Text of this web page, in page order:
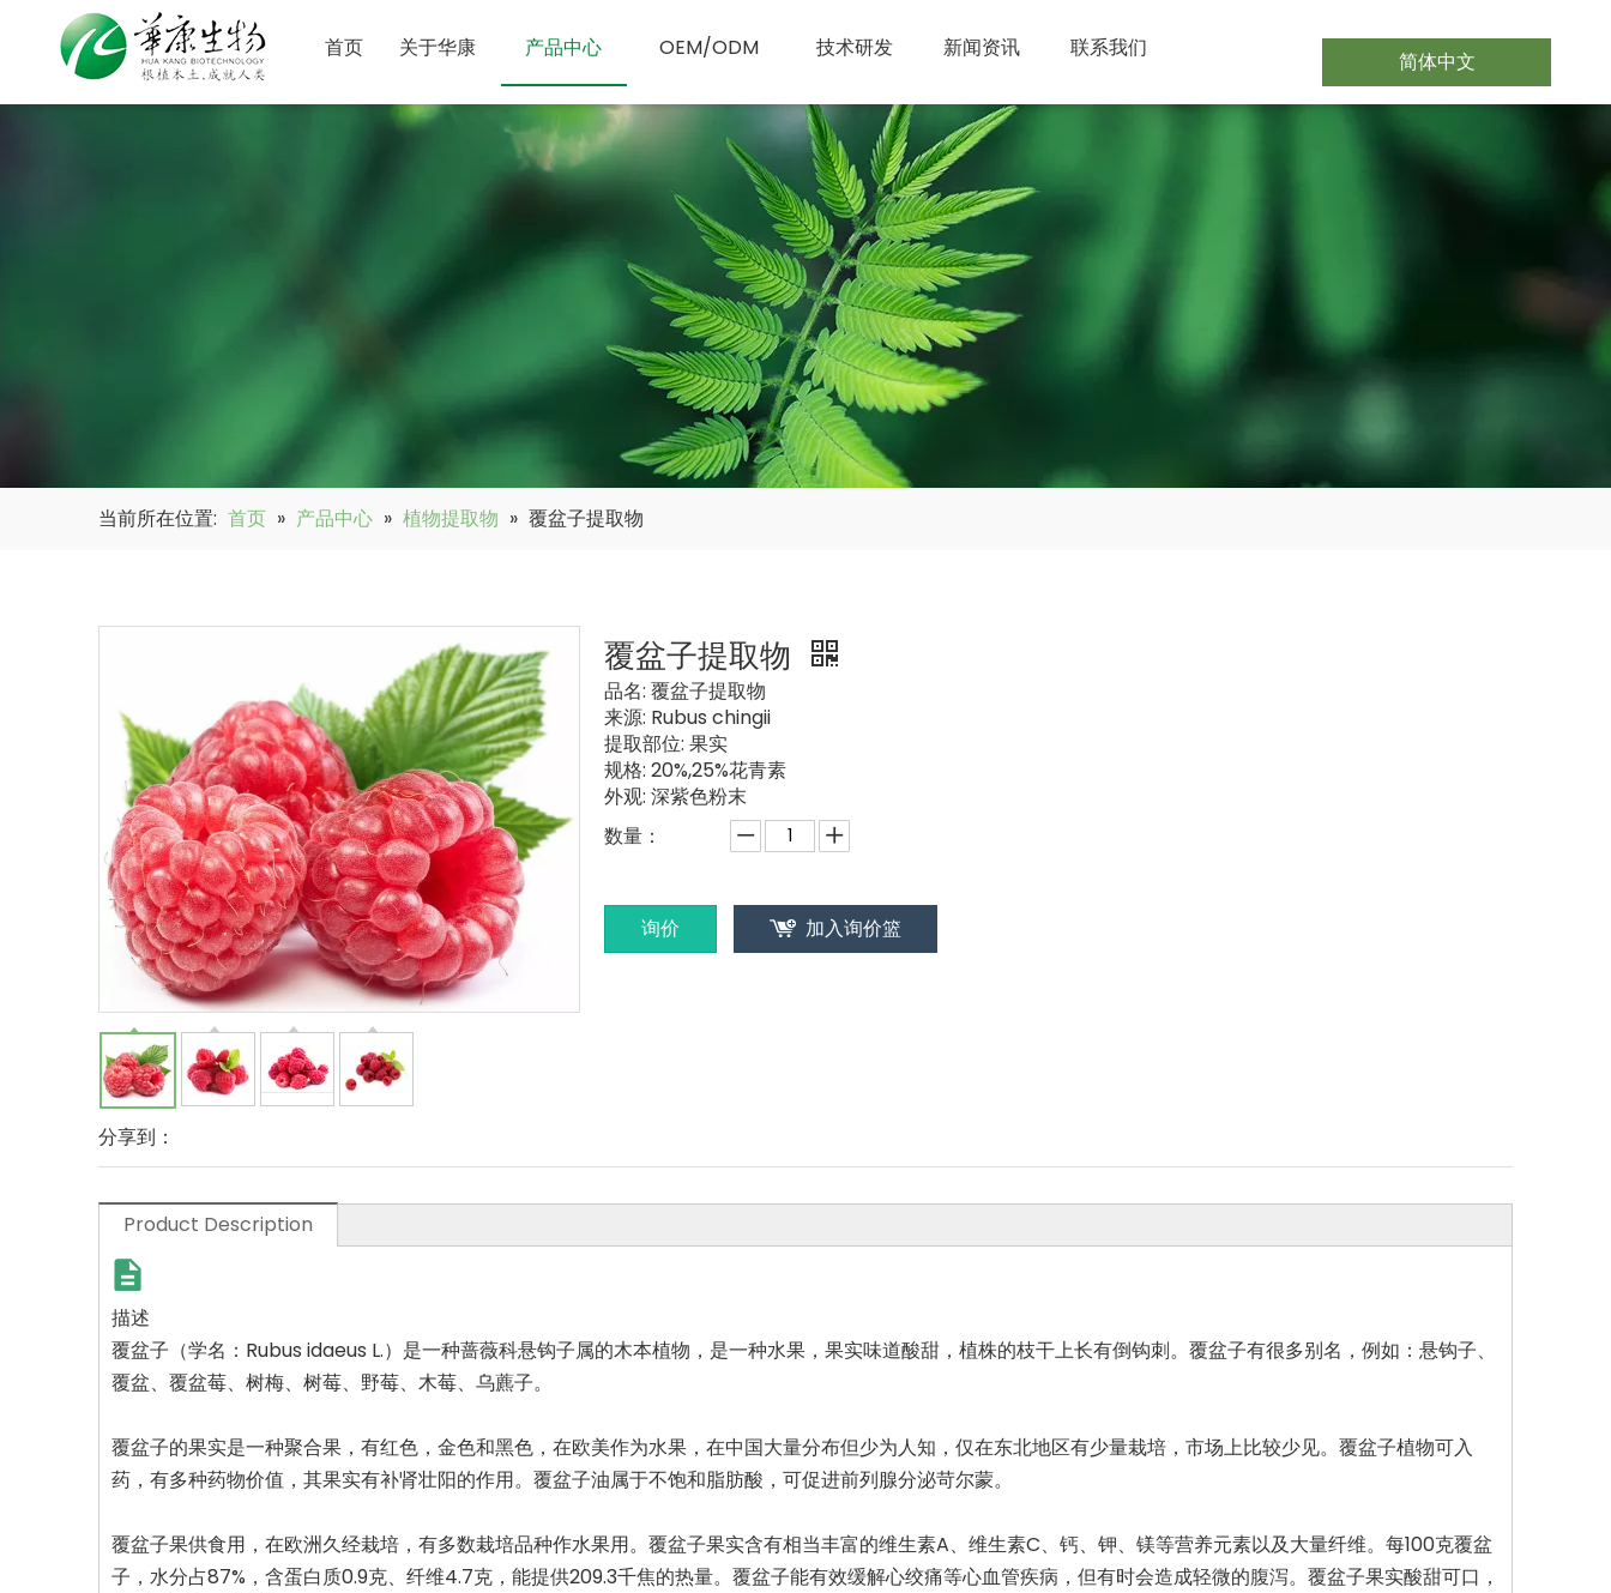
首页 关于华康 产品中心 OEM/ODM 技术研发 新闻资讯 联系我们
简体中文
当前所在位置: 首页 » 产品中心 » 植物提取物 » 覆盆子提取物
分享到：
覆盆子提取物
品名: 覆盆子提取物
来源: Rubus chingii
提取部位: 果实
规格: 20%,25%花青素
外观: 深紫色粉末
数量：
询价 加入询价篮
Product Description
描述
覆盆子（学名：Rubus idaeus L.）是一种蔷薇科悬钩子属的木本植物，是一种水果，果实味道酸甜，植株的枝干上长有倒钩刺。覆盆子有很多别名，例如：悬钩子、
覆盆、覆盆莓、树梅、树莓、野莓、木莓、乌藨子。
覆盆子的果实是一种聚合果，有红色，金色和黑色，在欧美作为水果，在中国大量分布但少为人知，仅在东北地区有少量栽培，市场上比较少见。覆盆子植物可入
药，有多种药物价值，其果实有补肾壮阳的作用。覆盆子油属于不饱和脂肪酸，可促进前列腺分泌苛尔蒙。
覆盆子果供食用，在欧洲久经栽培，有多数栽培品种作水果用。覆盆子果实含有相当丰富的维生素A、维生素C、钙、钾、镁等营养元素以及大量纤维。每100克覆盆
子，水分占87%，含蛋白质0.9克、纤维4.7克，能提供209.3千焦的热量。覆盆子能有效缓解心绞痛等心血管疾病，但有时会造成轻微的腹泻。覆盆子果实酸甜可口，